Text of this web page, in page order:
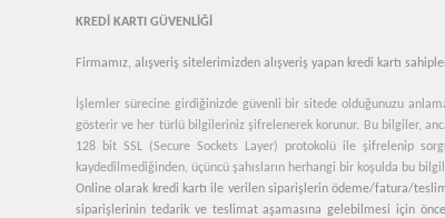
KREDİ KARTI GÜVENLİĞİ
Firmamız, alışveriş sitelerimizden alışveriş yapan kredi kartı
İşlemler sürecine girdiğinizde güvenli bir sitede olduğunuzu
gösterir ve her türlü bilgileriniz şifrelenerek korunur. Bu bilgiler,
128 bit SSL (Secure Sockets Layer) protokolü ile şifrelenip
kaydedilmediğinden, üçüncü şahısların herhangi bir koşulda bu
Online olarak kredi kartı ile verilen siparişlerin ödeme/fatura/
siparişlerinin tedarik ve teslimat aşamasına gelebilmesi için